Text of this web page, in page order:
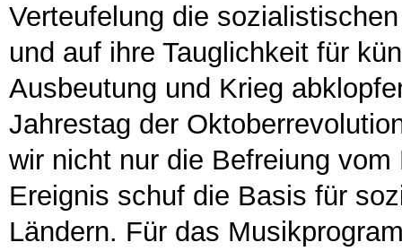
Verteufelung die
und auf ihre Tauglichkeit für
Ausbeutung und Krieg
Jahrestag der
wir nicht nur die Befreiung
Ereignis schuf die Basis für
Ländern. Für das